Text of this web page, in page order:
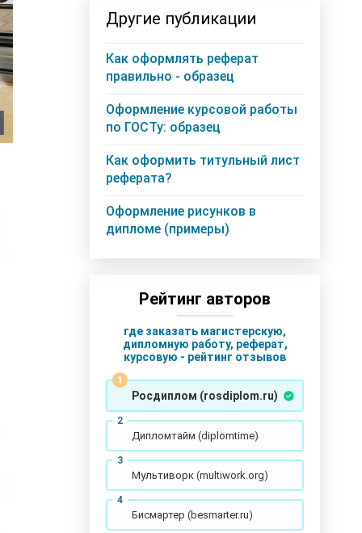
Другие публикации
Как оформлять реферат
правильно - образец
Оформление курсовой работы
по ГОСТу: образец
Как оформить титульный лист
реферата?
Оформление рисунков в
дипломе (примеры)
Рейтинг авторов
где заказать магистерскую,
дипломную работу, реферат,
курсовую - рейтинг отзывов
Росдиплом (rosdiplom.ru)
Дипломтайм (diplomtime)
Мультиворк (multiwork.org)
Бисмартер (besmarter.ru)